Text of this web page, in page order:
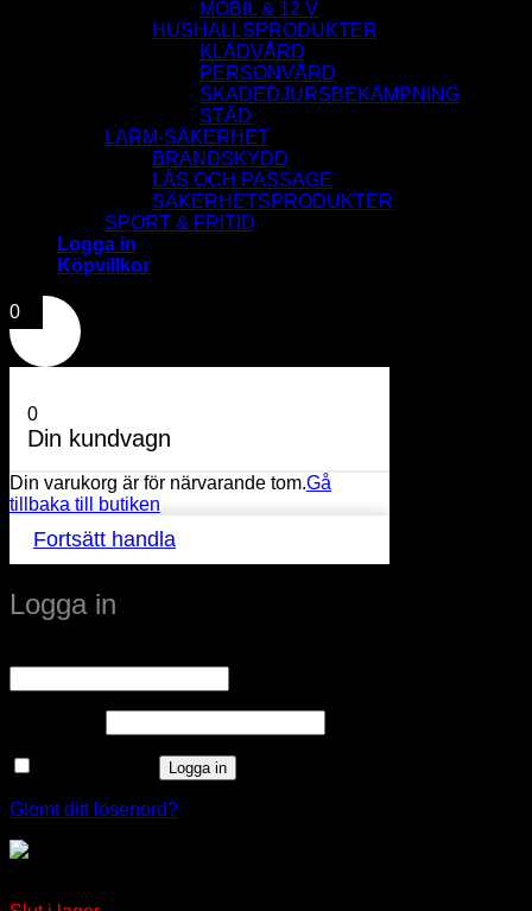
MOBIL & 12 V
HUSHALLSPRODUKTER
KLÄDVÅRD
PERSONVÅRD
SKADEDJURSBEKÄMPNING
STÄD
LARM-SÄKERHET
BRANDSKYDD
LÅS OCH PASSAGE
SÄKERHETSPRODUKTER
SPORT & FRITID
Logga in
Köpvillkor
0
0
Din kundvagn
Din varukorg är för närvarande tom.Gå
tillbaka till butiken
Fortsätt handla
Logga in
Logga in
Glömt ditt lösenord?